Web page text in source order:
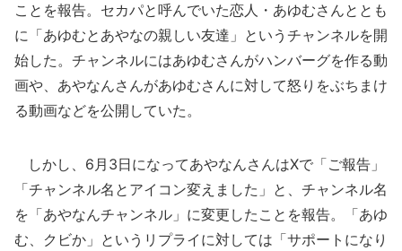
ことを報告。セカパと呼んでいた恋人・あゆむさんととも
に「あゆむとあやなの親しい友達」というチャンネルを開
始した。チャンネルにはあゆむさんがハンバーグを作る動
画や、あやなんさんがあゆむさんに対して怒りをぶちまけ
る動画などを公開していた。
しかし、6月3日になってあやなんさんはXで「ご報告」
「チャンネル名とアイコン変えました」と、チャンネル名
を「あやなんチャンネル」に変更したことを報告。「あゆ
む、クビか」というリプライに対しては「サポートになり